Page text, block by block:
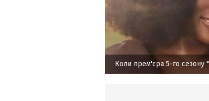
Коли прем'єра 5-го сезону